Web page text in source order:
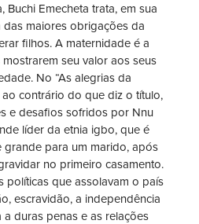
Buchi Emecheta trata, em sua
maiores obrigações da
filhos. A maternidade é a
seu valor aos seus
No “As alegrias da
ao contrário do que diz o título,
e desafios sofridos por Nnu
líder da etnia igbo, que é
grande para um marido, após
no primeiro casamento.
políticas que assolavam o país
escravidão, a independência
a duras penas e as relações